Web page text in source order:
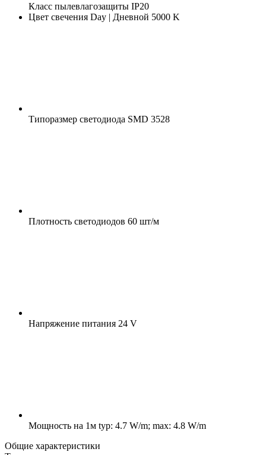
Класс пылевлагозащиты IP20
Цвет свечения Day | Дневной 5000 K
Типоразмер светодиода SMD 3528
Плотность светодиодов 60 шт/м
Напряжение питания 24 V
Мощность на 1м typ: 4.7 W/m; max: 4.8 W/m
Общие характеристики